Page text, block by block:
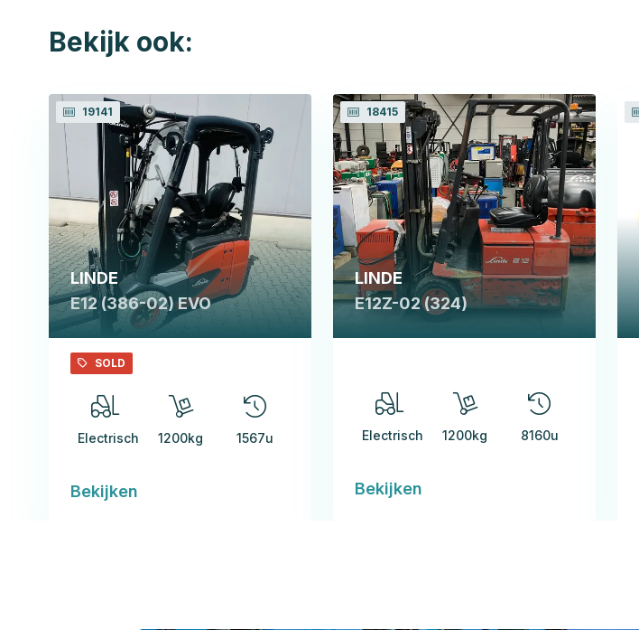
Bekijk ook:
19141
LINDE
E12 (386-02) EVO
SOLD
Electrisch 1200kg 1567u
Bekijken
18415
LINDE
E12Z-02 (324)
Electrisch 1200kg 8160u
Bekijken